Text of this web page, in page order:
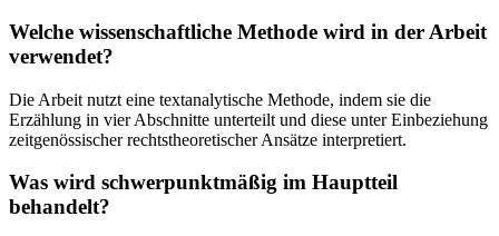
Welche wissenschaftliche Methode wird in der Arbeit
verwendet?
Die Arbeit nutzt eine textanalytische Methode, indem sie die
Erzählung in vier Abschnitte unterteilt und diese unter Einbeziehung
zeitgenössischer rechtstheoretischer Ansätze interpretiert.
Was wird schwerpunktmäßig im Hauptteil
behandelt?